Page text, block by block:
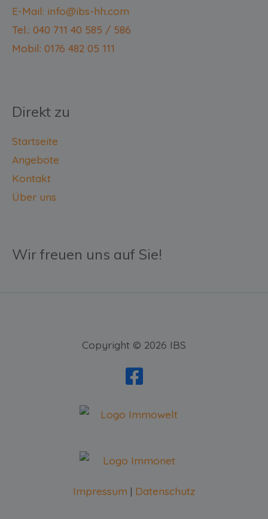
E-Mail: info@ibs-hh.com
Tel.: 040 711 40 585 / 586
Mobil: 0176 482 05 111
Direkt zu
Startseite
Angebote
Kontakt
Über uns
Wir freuen uns auf Sie!
Copyright © 2026 IBS
Impressum | Datenschutz